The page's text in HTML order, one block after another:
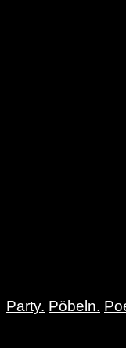
Party. Pöbeln.